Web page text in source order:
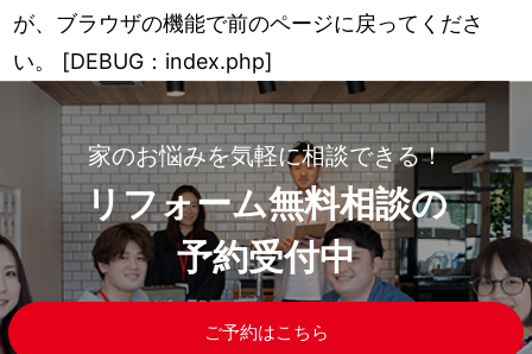
が、ブラウザの機能で前のページに戻ってくださ
い。 [DEBUG：index.php]
家のお悩みを気軽に相談できる！
リフォーム無料相談の
予約受付中
ご予約はこちら